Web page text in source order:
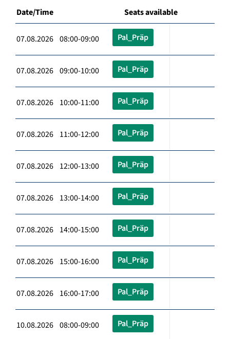
Date/Time Seats available
07.08.2026 08:00-09:00 Pal_Präp
07.08.2026 09:00-10:00 Pal_Präp
07.08.2026 10:00-11:00 Pal_Präp
07.08.2026 11:00-12:00 Pal_Präp
07.08.2026 12:00-13:00 Pal_Präp
07.08.2026 13:00-14:00 Pal_Präp
07.08.2026 14:00-15:00 Pal_Präp
07.08.2026 15:00-16:00 Pal_Präp
07.08.2026 16:00-17:00 Pal_Präp
10.08.2026 08:00-09:00 Pal_Präp